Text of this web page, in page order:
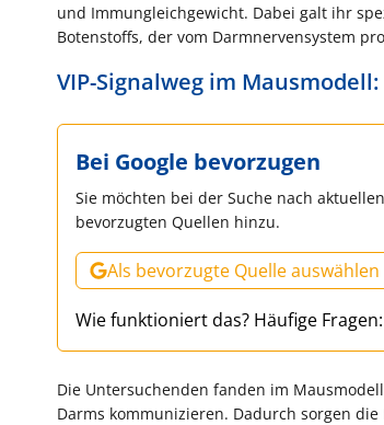
und Immungleichgewicht. Dabei galt ihr
Botenstoffs, der vom Darmnervensystem
VIP-Signalweg im
Bei Google bevorzugen
Sie möchten bei der Suche nach
bevorzugten Quellen hinzu.
Als bevorzugte Quelle auswählen
Wie funktioniert das? Häufige Fragen:
Die Untersuchenden fanden im
Darms kommunizieren. Dadurch sorgen